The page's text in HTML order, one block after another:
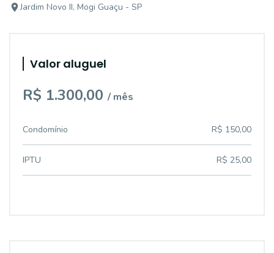
Jardim Novo II, Mogi Guaçu - SP
Valor aluguel
R$ 1.300,00 / mês
Condomínio R$ 150,00
IPTU R$ 25,00